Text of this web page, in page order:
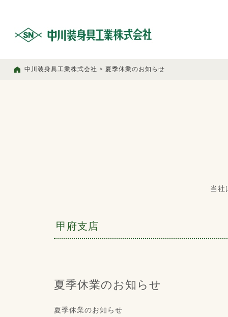
中川装身具工業株式会社 > 夏季休業のお知らせ
当社
甲府支店
夏季休業のお知らせ
夏季休業のお知らせ